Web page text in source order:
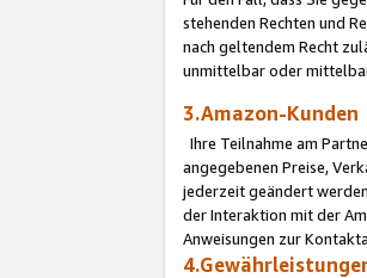
stehenden Rechten und
nach geltendem Recht
unmittelbar oder
3.Amazon-Kunden
Ihre Teilnahme am
angegebenen Preise,
jederzeit geändert
der Interaktion mit der
Anweisungen zur